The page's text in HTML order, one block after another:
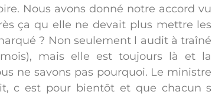
Nous avons donné notre accord vu
ça qu elle ne devait plus mettre les
? Non seulement l audit à traîné
mais elle est toujours là et la
ne savons pas pourquoi. Le ministre
c est pour bientôt et que chacun s